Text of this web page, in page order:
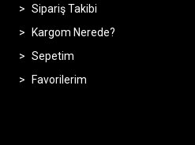
Sipariş Takibi
Kargom Nerede?
Sepetim
Favorilerim